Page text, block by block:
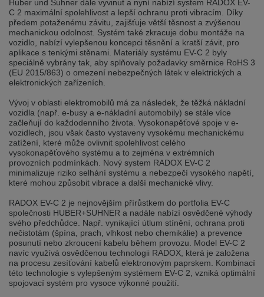
selected one. This website is also available in German. Would you like to
switch to the German version?
Switch to German version Stay on this version
Wir haben erkannt, dass ihr Browser eine andere Sprache als die derzeit
angezeigte bevorzugt. Diese Webseite ist auch auf Deutsch verfügbar.
Möchten Sie zur Deutschen Version wechseln?
We have detected, that your browser prefers another language than the
selected one. This website is also available in Czech. Would you like to
switch to the Czech version?
Switch to Czech version Stay on this version
Zdá se, že Váš prohlížeč je v jiném jazyce, než jaký je momentálně používán.
Tato stránka je k dispozici i v češtině. Chcete přepnout na českou verzi?
Přepnout na českou verzi Zůstaňte v této verzi
Váš prohlížeč se zdá být v jiném jazyce, než je právě používaný jazyk. Tato
stránka je také k dispozici v němčině. Přejete si přejít na německou verzi?
Přepněte na německou verzi Zůstaňte v této verzi
Huber und Suhner dále vyvinut a nyní nabízí system RADOX EV-
C 2 maximální spolehlivost a lepší ochranu proti vibracím. Díky
předem potaženému závitu, zajišťuje větší těsnost a zvýšenou
mechanickou odolnost. Systém také zkracuje dobu montáže na
vozidlo, nabízí vylepšenou koncepci těsnění a kratší závit, pro
aplikace s tenkými stěnami. Materiály systému EV-C 2 byly
speciálně vybrány tak, aby splňovaly požadavky směrnice RoHS 3
(EU 2015/863) o omezení nebezpečných látek v elektrických a
elektronických zařízeních.
Vývoj v oblasti elektromobilů má za následek, že těžká nákladní
vozidla (např. e-busy a e-nákladní automobily) se stále více
začleňují do každodenního života. Vysokonapěťové spoje v e-
vozidlech, jsou však často vystaveny vysokému mechanickému
zatížení, které může ovlivnit spolehlivost celého
vysokonapěťového systému a to zejména v extrémních
provozních podmínkách. Nový system RADOX EV-C 2
minimalizuje riziko selhání systému a nebezpečí vysokého napětí,
které mohou způsobit vibrace a další mechanické vlivy.
RADOX EV-C 2 je nejnovějším přírůstkem do portfolia EV-C
společnosti HUBER+SUHNER a nadále nabízí osvědčené výhody
svého předchůdce. Např. vynikající útlum stínění, ochrana proti
nečistotám (špína, prach, vlhkost nebo chemikálie) a prevence
posunutí nebo zkroucení kabelu během provozu. Model EV-C 2
navíc využívá osvědčenou technologii RADOX, která je založena
na procesu zesíťování kabelů elektronovým paprskem. Kombinací
této technologie s vylepšeným systémem EV-C 2, vzniká optimální
spojovací systém pro vysoce výkonné použití.